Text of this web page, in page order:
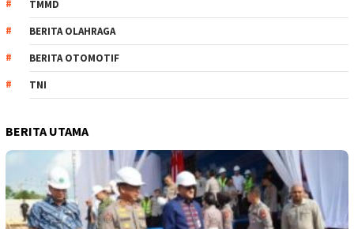
TMMD
BERITA OLAHRAGA
BERITA OTOMOTIF
TNI
BERITA UTAMA